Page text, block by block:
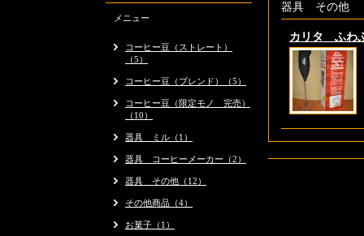
器具 その他
カリタ ふわ
メニュー
コーヒー豆（ストレート）
（5）
コーヒー豆（ブレンド）（5）
コーヒー豆（限定モノ 完売）
（10）
器具 ミル（1）
器具 コーヒーメーカー（2）
器具 その他（12）
その他商品（4）
お菓子（1）